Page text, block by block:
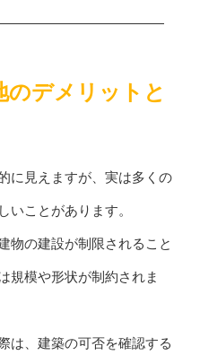
のデメリットと
に見えますが、実は多くの
いことがあります。
物の建設が制限されること
規模や形状が制約されま
は、建築の可否を確認する